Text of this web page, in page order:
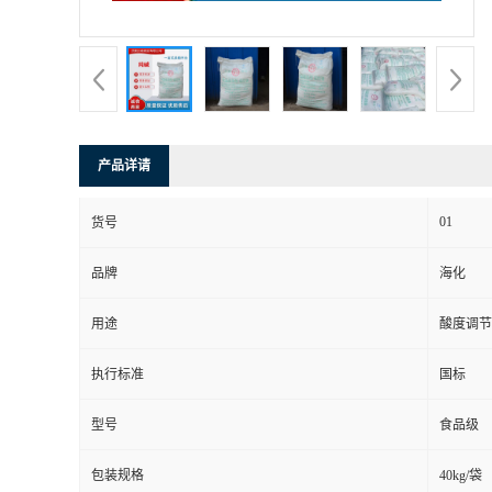
产品详请
货号 01
品牌 海化
用途 酸度调
执行标准 国标
型号 食品级
包装规格 40kg/袋